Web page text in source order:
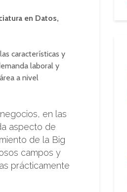
en Datos,
características y
laboral y
a nivel
en las
aspecto de
de la Big
campos y
prácticamente